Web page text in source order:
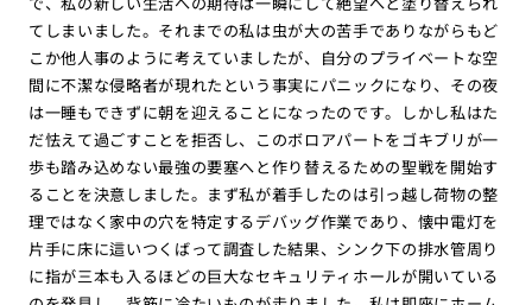
てしまいました。それまでの私は虫が大の苦手でありながらもど
こか他人事のように考えていましたが、自分のプライベートな空
間に不潔な侵略者が現れたという事実にパニックになり、その夜
は一睡もできずに朝を迎えることになったのです。しかし私はた
だ怯えて過ごすことを拒否し、このボロアパートをゴキブリが一
歩も踏み込めない最強の要塞へと作り替えるための聖戦を開始す
ることを決意しました。まず私が着手したのは引っ越し荷物の整
理ではなく家中の穴を特定するデバッグ作業であり、懐中電灯を
片手に床に這いつくばって調査した結果、シンク下の排水管周り
に指が三本も入るほどの巨大なセキュリティホールが開いている